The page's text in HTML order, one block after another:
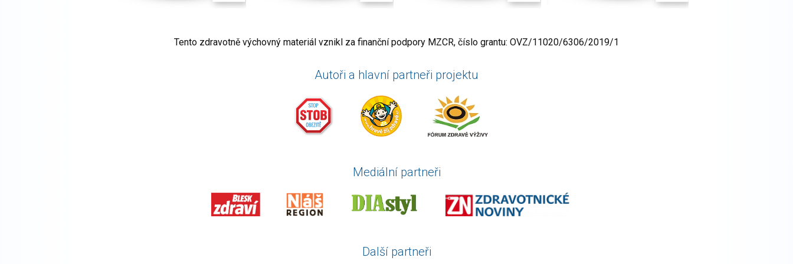
Tento zdravotně výchovný materiál vznikl za finanční podpory MZCR, číslo grantu: OVZ/11020/6306/2019/1
Autoři a hlavní partneři projektu
Mediální partneři
Další partneři